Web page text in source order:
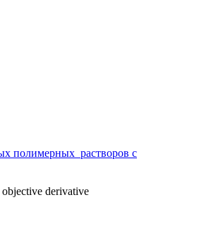
полимерных растворов с
derivative